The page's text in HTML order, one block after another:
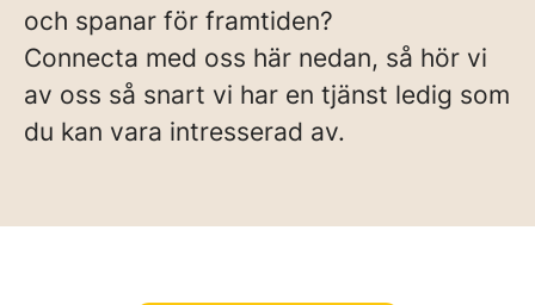
och spanar för framtiden?
Connecta med oss här nedan, så hör vi
av oss så snart vi har en tjänst ledig som
du kan vara intresserad av.